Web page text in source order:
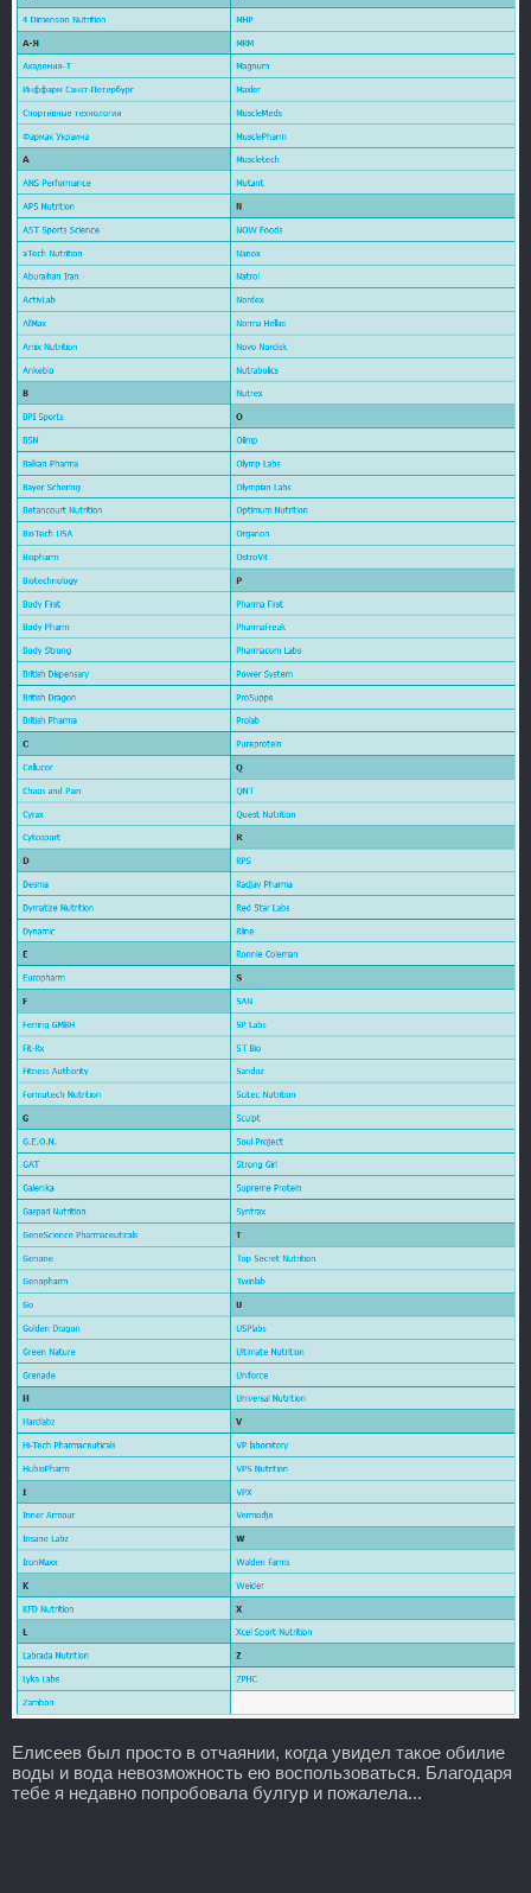
Елисеев был просто в отчаянии, когда увидел такое обилие
воды и вода невозможность ею воспользоваться. Благодаря
тебе я недавно попробовала булгур и пожалела...